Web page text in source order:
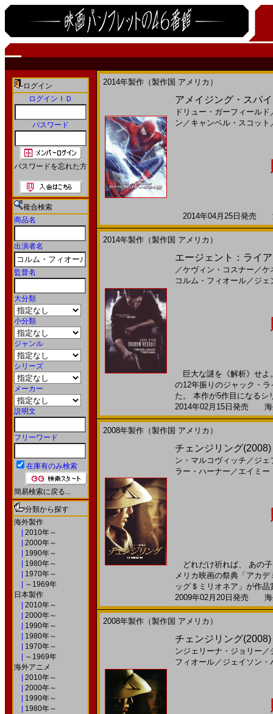
ログイン
ログインＩＤ
パスワード
パスワードを忘れた方
複合検索
商品名
出演者名
監督名
大分類
小分類
ジャンル
シリーズ
メーカー
説明文
フリーワード
在庫有のみ検索
簡易検索に戻る...
分類から探す
海外製作
2010年～
2000年～
1990年～
1980年～
1970年～
～1969年
日本製作
2010年～
2000年～
1990年～
1980年～
1970年～
～1969年
海外アニメ
2010年～
2000年～
1990年～
1980年～
2014年製作（製作国 アメリカ）
アメイジング・スパ
ドリュー・ガーフィールド
ン ／ キャンベル・スコット
2014年04月25日発売
2014年製作（製作国 アメリカ）
エージェント：ライ
／ケヴィン・コスナー ／ケ
コルム・フィオール／ ジェ
巨大な謎を《解析》せよ
の12年振りのジャック・
た。 本作が5作目になるシ
2014年02月15日発売 海
2008年製作（製作国 アメリカ）
チェンジリング
ン・マルコヴィッチ ／ ジェ
ラー・ハーナー ／ エイミー
どれだけ祈れば、 あの
メリカ映画の祭典「アカ
ッグ＄ミリオネア」が作
2009年02月20日発売 海
2008年製作（製作国 アメリカ）
チェンジリング
ンジェリーナ・ジョリー ／
フィオール／ ジェイソン・